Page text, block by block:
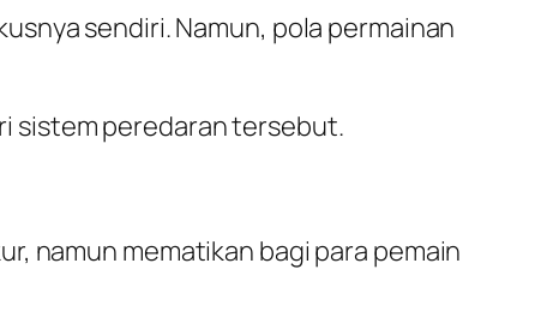
sendiri. Namun, pola permainan
sistem peredaran tersebut.
namun mematikan bagi para pemain